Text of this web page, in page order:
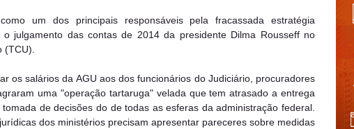
um dos principais responsáveis pela fracassada estratégia
julgamento das contas de 2014 da presidente Dilma Rousseff no
os salários da AGU aos dos funcionários do Judiciário, procuradores
uma "operação tartaruga" velada que tem atrasado a entrega
de decisões do de todas as esferas da administração federal.
dos ministérios precisam apresentar pareceres sobre medidas